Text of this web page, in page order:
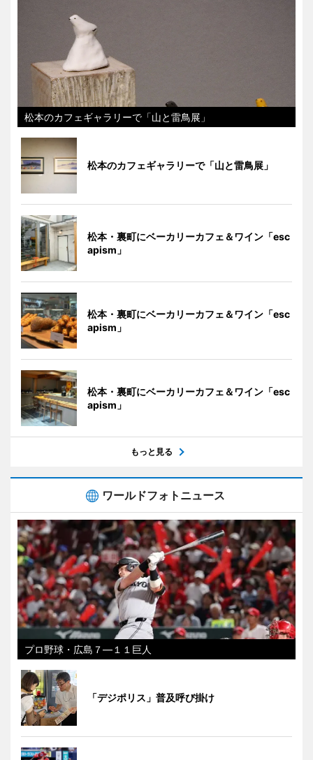
松本のカフェギャラリーで「山と雷鳥展」
松本のカフェギャラリーで「山と雷鳥展」
松本・裏町にベーカリーカフェ＆ワイン「esc
apism」
松本・裏町にベーカリーカフェ＆ワイン「esc
apism」
松本・裏町にベーカリーカフェ＆ワイン「esc
apism」
もっと見る
ワールドフォトニュース
プロ野球・広島７―１１巨人
「デジポリス」普及呼び掛け